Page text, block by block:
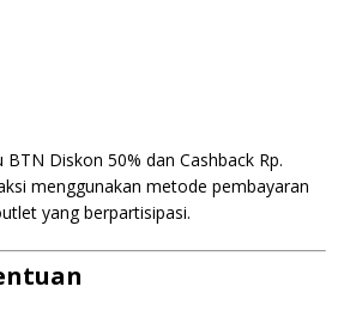
Diskon 50% dan Cashback Rp.
menggunakan metode pembayaran
yang berpartisipasi.